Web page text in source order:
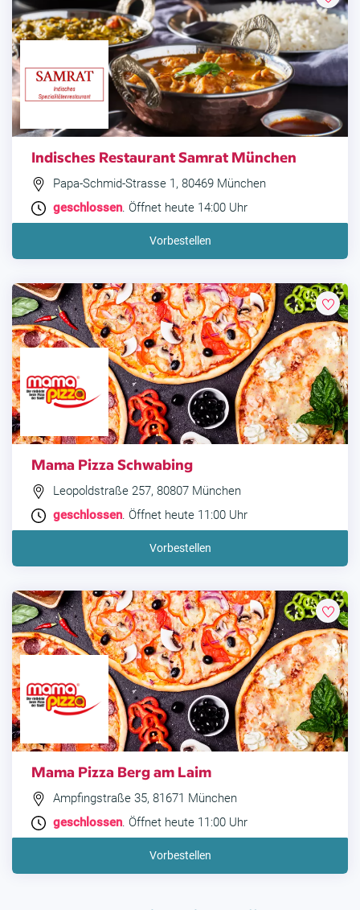
Indisches Restaurant Samrat München
Papa-Schmid-Strasse 1, 80469 München
geschlossen. Öffnet heute 14:00 Uhr
Vorbestellen
Mama Pizza Schwabing
Leopoldstraße 257, 80807 München
geschlossen. Öffnet heute 11:00 Uhr
Vorbestellen
Mama Pizza Berg am Laim
Ampfingstraße 35, 81671 München
geschlossen. Öffnet heute 11:00 Uhr
Vorbestellen